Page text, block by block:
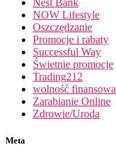
NOW Lifestyle
Oszczędzanie
Promocje i rabaty
Successful Way
Świetnie promocje
Trading212
wolność finansowa
Zarabianie Online
Zdrowie/Uroda
Meta